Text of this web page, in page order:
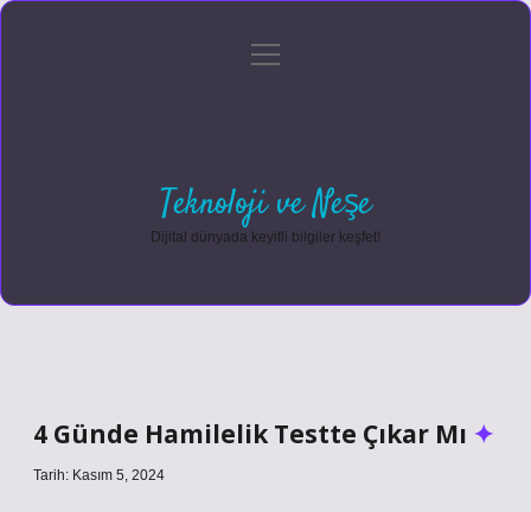
Gizlilik Politikası
menüyü
Teknoloji ve Neşe
Dijital dünyada keyifli bilgiler keşfet!
4 Günde Hamilelik Testte Çıkar Mı
Tarih: Kasım 5, 2024